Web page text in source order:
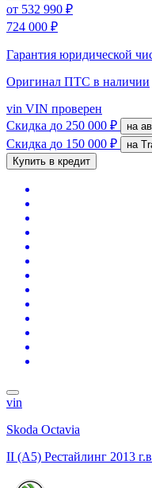
от 532 990 ₽
724 000 ₽
Гарантия юридической
Оригинал ПТС в наличии
vin VIN проверен
Скидка до 250 000 ₽ на
Скидка до 150 000 ₽
на
Купить в кредит
vin
Skoda Octavia
II (A5) Рестайлинг 2013